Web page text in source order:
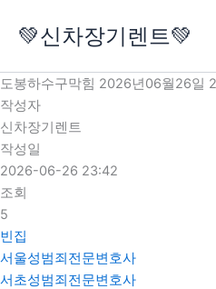
로
건
너
뛰
기
💚신차장기렌트💚
도봉하수구막힘 2026년06월26일
작성자
신차장기렌트
작성일
2026-06-26 23:42
조회
5
빈집
서울성범죄전문변호사
서초성범죄전문변호사